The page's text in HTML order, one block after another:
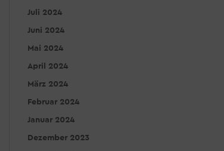
Juli 2024
Juni 2024
Mai 2024
April 2024
März 2024
Februar 2024
Januar 2024
Dezember 2023